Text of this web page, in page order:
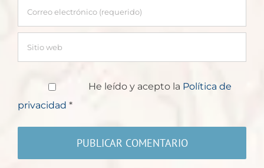
He leído y acepto la Política de
privacidad *